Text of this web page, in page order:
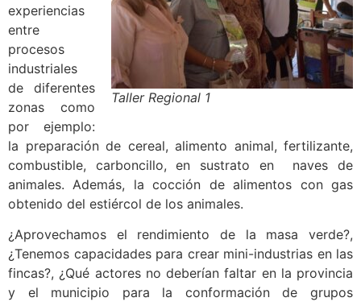
Taller Regional 1
experiencias
entre
procesos
industriales
de diferentes
zonas como
por ejemplo:
la preparación de cereal, alimento animal, fertilizante,
combustible, carboncillo, en sustrato en naves de
animales. Además, la cocción de alimentos con gas
obtenido del estiércol de los animales.
¿Aprovechamos el rendimiento de la masa verde?,
¿Tenemos capacidades para crear mini-industrias en las
fincas?, ¿Qué actores no deberían faltar en la provincia
y el municipio para la conformación de grupos